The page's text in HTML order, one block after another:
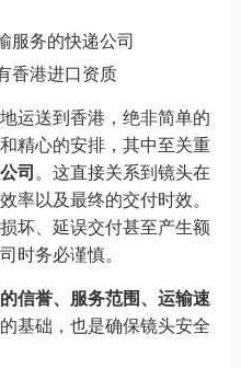
服务的快递公司
香港进口资质
运送到香港，绝非简单的
精心的安排，其中至关重
司。这直接关系到镜头在
率以及最终的交付时效。
坏、延误交付甚至产生额
时务必谨慎。
信誉、服务范围、运输速
基础，也是确保镜头安全